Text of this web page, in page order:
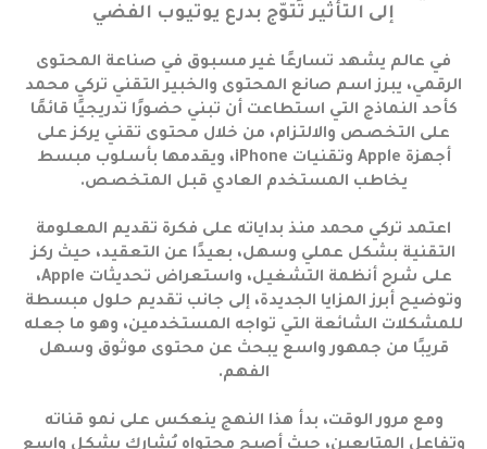
إلى التأثير تُتوّج بدرع يوتيوب الفضي
في عالم يشهد تسارعًا غير مسبوق في صناعة المحتوى
الرقمي، يبرز اسم صانع المحتوى والخبير التقني تركي محمد
كأحد النماذج التي استطاعت أن تبني حضورًا تدريجيًا قائمًا
على التخصص والالتزام، من خلال محتوى تقني يركز على
أجهزة Apple وتقنيات iPhone، ويقدمها بأسلوب مبسط
يخاطب المستخدم العادي قبل المتخصص.
اعتمد تركي محمد منذ بداياته على فكرة تقديم المعلومة
التقنية بشكل عملي وسهل، بعيدًا عن التعقيد، حيث ركز
على شرح أنظمة التشغيل، واستعراض تحديثات Apple،
وتوضيح أبرز المزايا الجديدة، إلى جانب تقديم حلول مبسطة
للمشكلات الشائعة التي تواجه المستخدمين، وهو ما جعله
قريبًا من جمهور واسع يبحث عن محتوى موثوق وسهل
الفهم.
ومع مرور الوقت، بدأ هذا النهج ينعكس على نمو قناته